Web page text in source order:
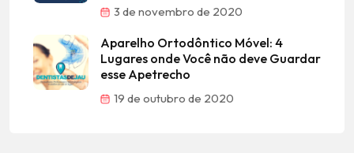
3 de novembro de 2020
Aparelho Ortodôntico Móvel: 4
Lugares onde Você não deve Guardar
esse Apetrecho
19 de outubro de 2020